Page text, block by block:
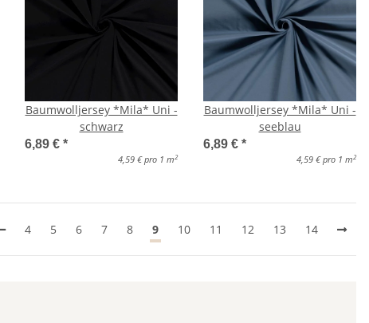
Baumwolljersey *Mila* Uni -
schwarz
6,89 € *
4,59 € pro 1 m2
Baumwolljersey *Mila* Uni -
seeblau
6,89 € *
4,59 € pro 1 m2
4 5 6 7 8 9 10 11 12 13 14